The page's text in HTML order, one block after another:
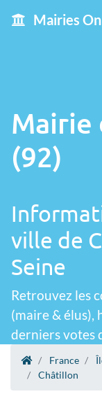
Mairies
Mairie
(92)
ville de
Seine
Retrouvez les
(maire & élus),
derniers votes
France
Châtillon